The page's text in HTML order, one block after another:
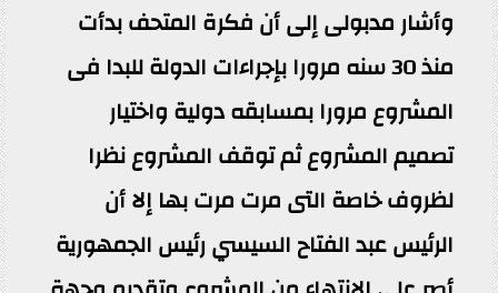
وأشار مدبولى إلى أن فكرة المتحف بدأت
منذ 30 سنه مرورا بإجراءات الدولة للبدا فى
المشروع مرورا بمسابقه دولية واختيار
تصميم المشروع ثم توقف المشروع نظرا
لظروف خاصة التى مرت مرت بها إلا أن
الرئيس عبد الفتاح السيسي رئيس الجمهورية